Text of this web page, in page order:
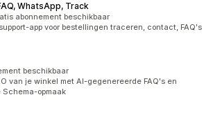
WhatsApp, Track
totaal
abonnement beschikbaar
app voor bestellingen traceren, contact, FAQ's
beschikbaar
van je winkel met AI-gegenereerde FAQ's en
opmaak